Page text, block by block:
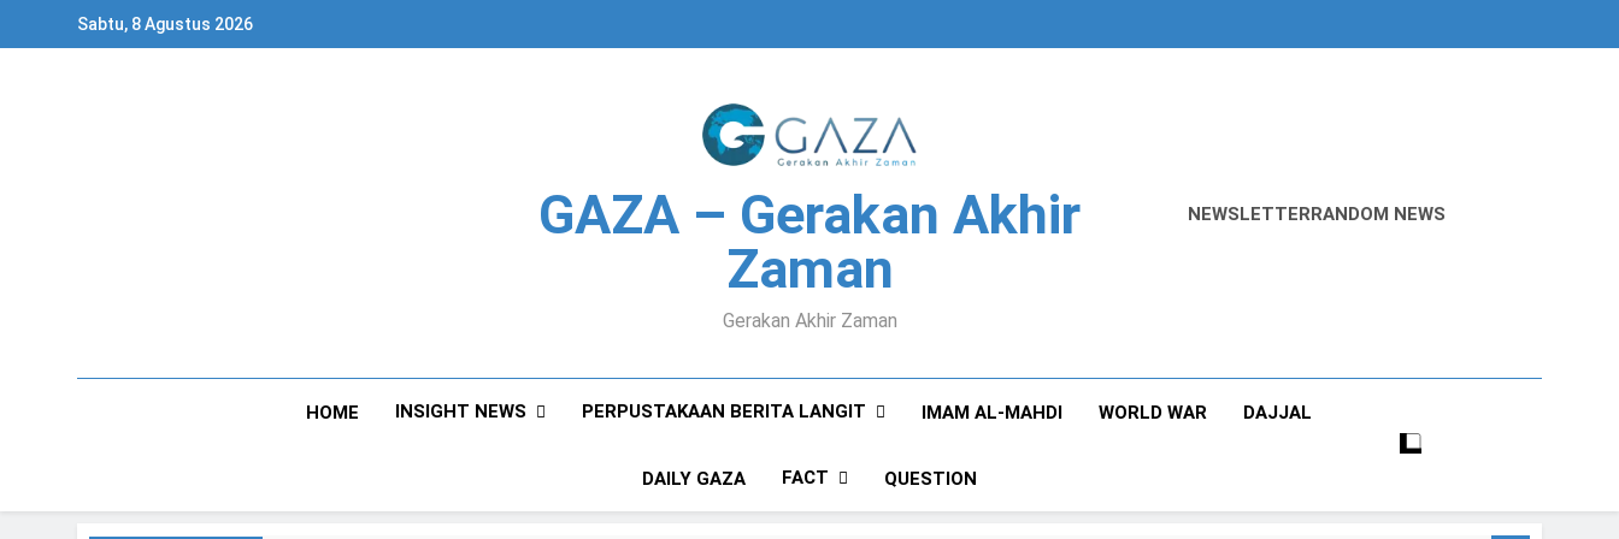
Sabtu, 8 Agustus 2026
GAZA – Gerakan Akhir
Zaman
Gerakan Akhir Zaman
NEWSLETTERRANDOM NEWS
HOME INSIGHT NEWS PERPUSTAKAAN BERITA LANGIT IMAM AL-MAHDI WORLD WAR DAJJAL
DAILY GAZA FACT QUESTION